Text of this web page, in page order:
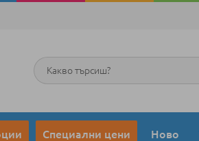
Търсене
Специални цени Ново